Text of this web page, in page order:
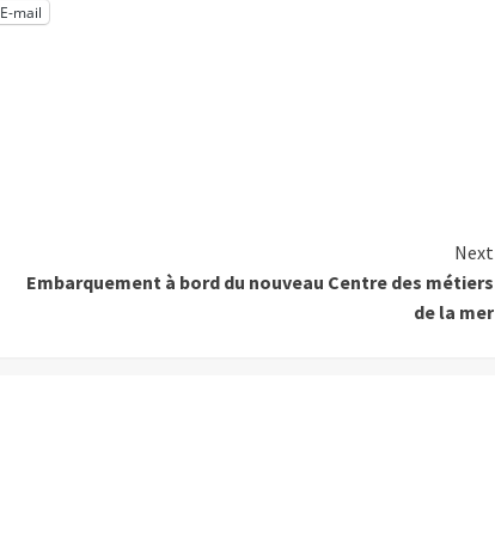
E-mail
Next
Embarquement à bord du nouveau Centre des métiers
de la mer